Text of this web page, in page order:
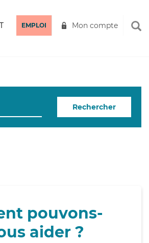
EMPLOI Mon compte
Rechercher
pouvons-
aider ?